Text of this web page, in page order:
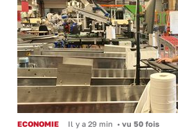
ECONOMIE Il y a 29 min • vu 50 fois